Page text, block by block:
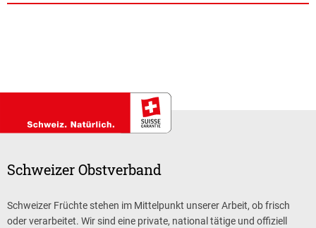
Schweizer Obstverband
Schweizer Früchte stehen im Mittelpunkt unserer Arbeit, ob frisch
oder verarbeitet. Wir sind eine private, national tätige und offiziell